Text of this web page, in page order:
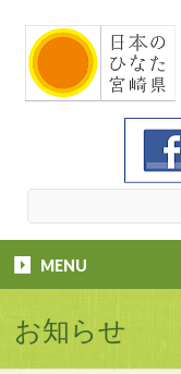
MENU
お知らせ